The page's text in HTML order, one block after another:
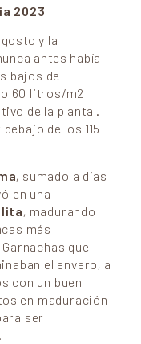
2023
y la
antes había
bajos de
60 litros/m2
de la planta .
de los 115
, sumado a días
en una
, madurando
más
que
el envero, a
con un buen
en maduración
ser